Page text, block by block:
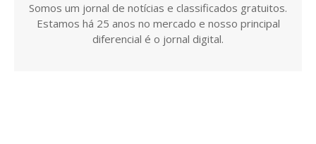
Somos um jornal de notícias e classificados gratuitos.
Estamos há 25 anos no mercado e nosso principal
diferencial é o jornal digital.